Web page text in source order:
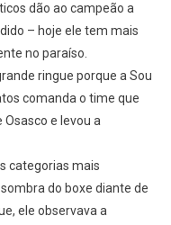
dão ao campeão a
– hoje ele tem mais
no paraíso.
ringue porque a Sou
comanda o time que
e levou a
categorias mais
do boxe diante de
ele observava a